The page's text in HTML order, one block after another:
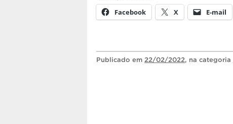
Facebook X E-mail
Publicado em 22/02/2022, na categoria